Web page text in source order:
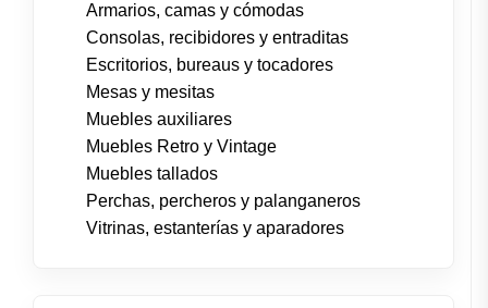
Armarios, camas y cómodas
Consolas, recibidores y entraditas
Escritorios, bureaus y tocadores
Mesas y mesitas
Muebles auxiliares
Muebles Retro y Vintage
Muebles tallados
Perchas, percheros y palanganeros
Vitrinas, estanterías y aparadores